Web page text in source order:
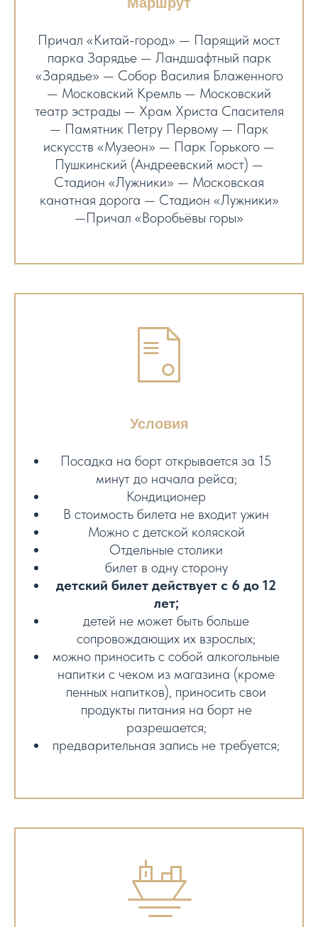
Причал «Китай-город» — Парящий мост
парка Зарядье — Ландшафтный парк
«Зарядье» — Собор Василия Блаженного
— Московский Кремль — Московский
театр эстрады — Храм Христа Спасителя
— Памятник Петру Первому — Парк
искусств «Музеон» — Парк Горького —
Пушкинский (Андреевский мост) —
Стадион «Лужники» — Московская
канатная дорога — Стадион «Лужники»
—Причал «Воробьёвы горы»
Условия
Посадка на борт открывается за 15
минут до начала рейса;
Кондиционер
В стоимость билета не входит ужин
Можно с детской коляской
Отдельные столики
билет в одну сторону
детский билет действует с 6 до 12
лет;
детей не может быть больше
сопровождающих их взрослых;
можно приносить с собой алкогольные
напитки с чеком из магазина (кроме
пенных напитков), приносить свои
продукты питания на борт не
разрешается;
предварительная запись не требуется;